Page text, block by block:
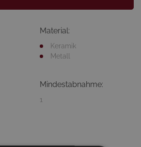
Material:
Keramik
Metall
Mindestabnahme:
1